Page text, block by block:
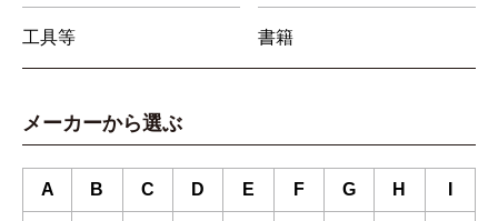
工具等 書籍
メーカーから選ぶ
A B C D E F G H